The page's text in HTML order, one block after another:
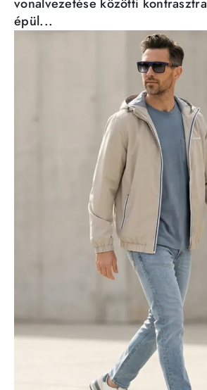
vonalvezetése közötti kontrasztra
épül...